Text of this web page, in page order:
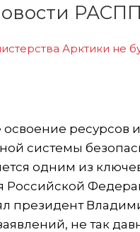
РАСПП
ресурсов
системы
одним из
Российской
президент
не так